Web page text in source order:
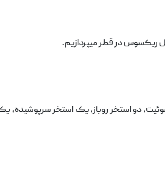
ریکسوس در قطر میپردازیم.
پنج ستاره لوکس در کنار خلیج فارس است که در سال ۲۰۱۵ افتتاح شد. این هتل دارای ۴۰۰ اتاق و سوئیت، دو استخر روباز،